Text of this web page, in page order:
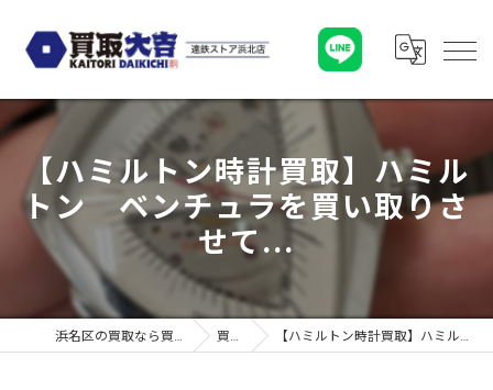
【ハミルトン時計買取】ハミル
トン ベンチュラを買い取りさ
せて...
浜名区の買取なら買取大吉 遠鉄ストア浜北店 買取実績 【ハミルトン時計買取】ハミルトン ベンチュラを買い取りさせて...